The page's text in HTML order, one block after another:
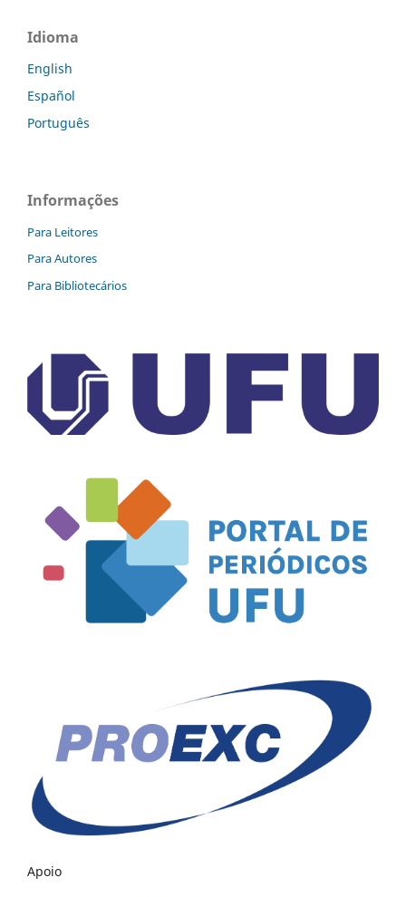
Idioma
English
Español
Português
Informações
Para Leitores
Para Autores
Para Bibliotecários
Apoio